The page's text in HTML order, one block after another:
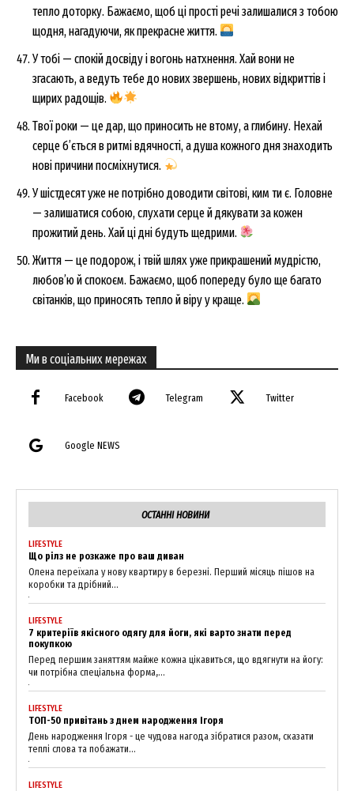
тепло доторку. Бажаємо, щоб ці прості речі залишалися з тобою
щодня, нагадуючи, як прекрасне життя.
У тобі — спокій досвіду і вогонь натхнення. Хай вони не
згасають, а ведуть тебе до нових звершень, нових відкриттів і
щирих радощів.
Твої роки — це дар, що приносить не втому, а глибину. Нехай
серце б’ється в ритмі вдячності, а душа кожного дня знаходить
нові причини посміхнутися.
У шістдесят уже не потрібно доводити світові, ким ти є. Головне
— залишатися собою, слухати серце й дякувати за кожен
прожитий день. Хай ці дні будуть щедрими.
Життя — це подорож, і твій шлях уже прикрашений мудрістю,
любов’ю й спокоєм. Бажаємо, щоб попереду було ще багато
світанків, що приносять тепло й віру у краще.
Ми в соціальних мережах
Facebook Telegram Twitter
Google NEWS
ОСТАННІ НОВИНИ
LIFESTYLE
Що рілз не розкаже про ваш диван
Олена переїхала у нову квартиру в березні. Перший місяць пішов на
коробки та дрібний...
LIFESTYLE
7 критеріїв якісного одягу для йоги, які варто знати перед
покупкою
Перед першим заняттям майже кожна цікавиться, що вдягнути на йогу:
чи потрібна спеціальна форма,...
LIFESTYLE
ТОП-50 привітань з днем народження Ігоря
День народження Ігоря - це чудова нагода зібратися разом, сказати
теплі слова та побажати...
LIFESTYLE